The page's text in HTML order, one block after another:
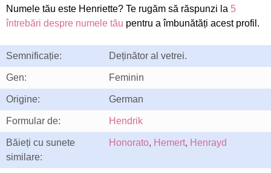
Numele tău este Henriette? Te rugăm să răspunzi la 5
întrebări despre numele tău pentru a îmbunătăți acest profil.
Semnificație: Deținător al vetrei.
Gen: Feminin
Origine: German
Formular de: Hendrik
Băieți cu sunete
similare:
Honorato, Hemert, Henrayd